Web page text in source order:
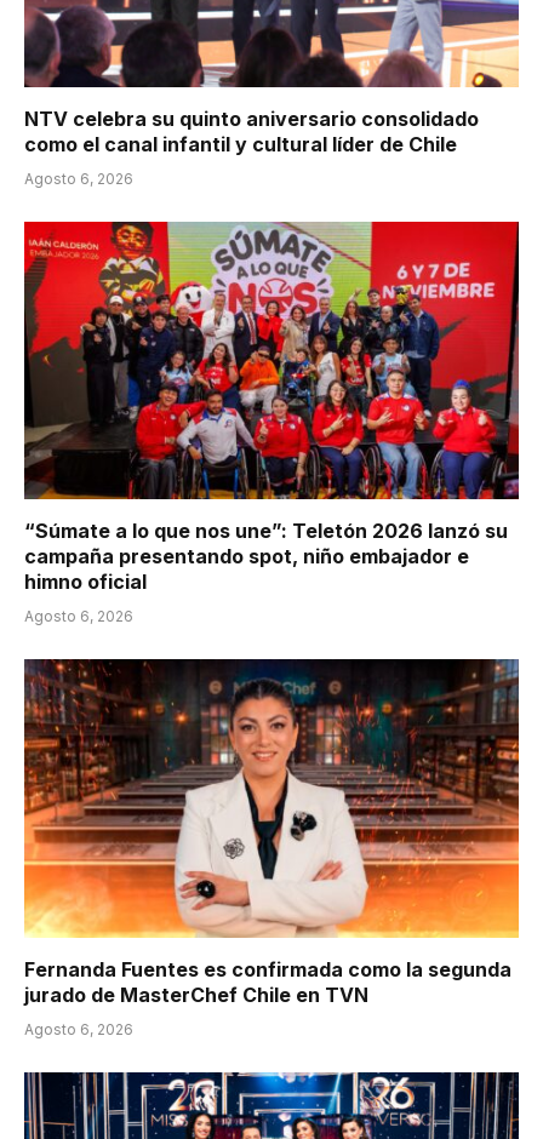
NTV celebra su quinto aniversario consolidado
como el canal infantil y cultural líder de Chile
Agosto 6, 2026
“Súmate a lo que nos une”: Teletón 2026 lanzó su
campaña presentando spot, niño embajador e
himno oficial
Agosto 6, 2026
Fernanda Fuentes es confirmada como la segunda
jurado de MasterChef Chile en TVN
Agosto 6, 2026